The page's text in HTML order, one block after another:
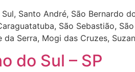
Santo André, São Bernardo
São Sebastião,
Serra, Mogi das Cruzes,
do Sul – SP